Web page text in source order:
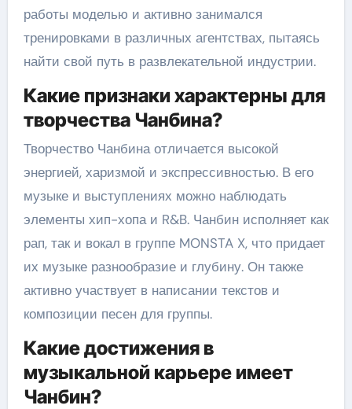
работы моделью и активно занимался
тренировками в различных агентствах, пытаясь
найти свой путь в развлекательной индустрии.
Какие признаки характерны для
творчества Чанбина?
Творчество Чанбина отличается высокой
энергией, харизмой и экспрессивностью. В его
музыке и выступлениях можно наблюдать
элементы хип-хопа и R&B. Чанбин исполняет как
рап, так и вокал в группе MONSTA X, что придает
их музыке разнообразие и глубину. Он также
активно участвует в написании текстов и
композиции песен для группы.
Какие достижения в
музыкальной карьере имеет
Чанбин?